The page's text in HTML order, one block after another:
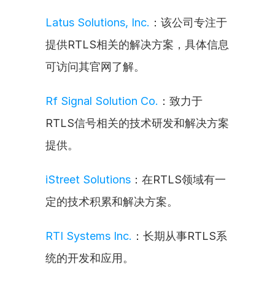
Latus Solutions, Inc. ：该公司专注于
提供RTLS相关的解决方案，具体信息
可访问其官网了解。
Rf Signal Solution Co. ：致力于
RTLS信号相关的技术研发和解决方案
提供。
iStreet Solutions ：在RTLS领域有一
定的技术积累和解决方案。
RTI Systems Inc. ：长期从事RTLS系
统的开发和应用。